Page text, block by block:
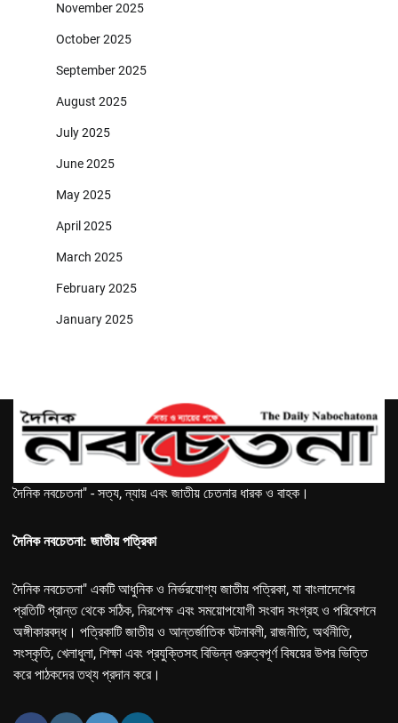
November 2025
October 2025
September 2025
August 2025
July 2025
June 2025
May 2025
April 2025
March 2025
February 2025
January 2025
দৈনিক নবচেতনা" - সত্য, ন্যায় এবং জাতীয় চেতনার ধারক ও বাহক।
দৈনিক নবচেতনা: জাতীয় পত্রিকা
দৈনিক নবচেতনা" একটি আধুনিক ও নির্ভরযোগ্য জাতীয় পত্রিকা, যা বাংলাদেশের
প্রতিটি প্রান্ত থেকে সঠিক, নিরপেক্ষ এবং সময়োপযোগী সংবাদ সংগ্রহ ও পরিবেশনে
অঙ্গীকারবদ্ধ। পত্রিকাটি জাতীয় ও আন্তর্জাতিক ঘটনাবলী, রাজনীতি, অর্থনীতি,
সংস্কৃতি, খেলাধুলা, শিক্ষা এবং প্রযুক্তিসহ বিভিন্ন গুরুত্বপূর্ণ বিষয়ের উপর ভিত্তি
করে পাঠকদের তথ্য প্রদান করে।